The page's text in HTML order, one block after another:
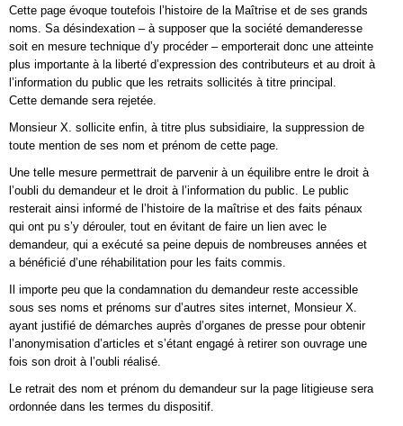
Cette page évoque toutefois l’histoire de la Maîtrise et de ses grands
noms. Sa désindexation – à supposer que la société demanderesse
soit en mesure technique d’y procéder – emporterait donc une atteinte
plus importante à la liberté d’expression des contributeurs et au droit à
l’information du public que les retraits sollicités à titre principal.
Cette demande sera rejetée.
Monsieur X. sollicite enfin, à titre plus subsidiaire, la suppression de
toute mention de ses nom et prénom de cette page.
Une telle mesure permettrait de parvenir à un équilibre entre le droit à
l’oubli du demandeur et le droit à l’information du public. Le public
resterait ainsi informé de l’histoire de la maîtrise et des faits pénaux
qui ont pu s’y dérouler, tout en évitant de faire un lien avec le
demandeur, qui a exécuté sa peine depuis de nombreuses années et
a bénéficié d’une réhabilitation pour les faits commis.
Il importe peu que la condamnation du demandeur reste accessible
sous ses noms et prénoms sur d’autres sites internet, Monsieur X.
ayant justifié de démarches auprès d’organes de presse pour obtenir
l’anonymisation d’articles et s’étant engagé à retirer son ouvrage une
fois son droit à l’oubli réalisé.
Le retrait des nom et prénom du demandeur sur la page litigieuse sera
ordonnée dans les termes du dispositif.